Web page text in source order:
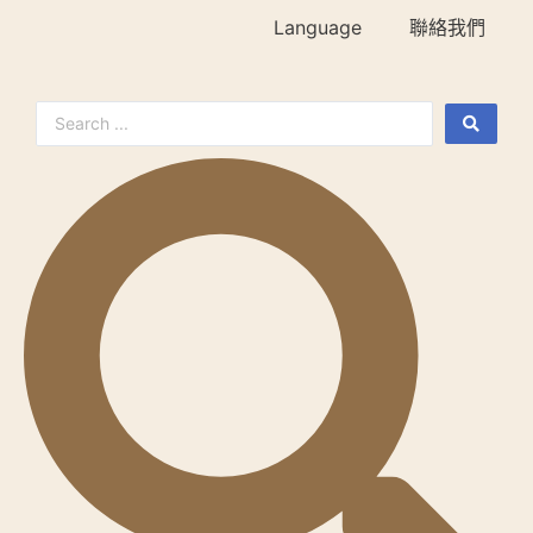
Language 聯絡我們